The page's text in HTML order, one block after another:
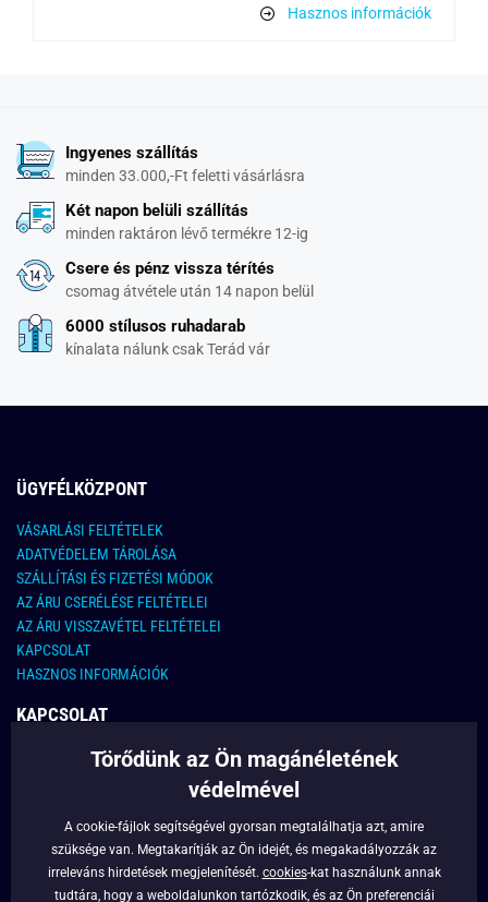
Hasznos információk
Ingyenes szállítás
minden 33.000,-Ft feletti vásárlásra
Két napon belüli szállítás
minden raktáron lévő termékre 12-ig
Csere és pénz vissza térítés
csomag átvétele után 14 napon belül
6000 stílusos ruhadarab
kínalata nálunk csak Terád vár
ÜGYFÉLKÖZPONT
VÁSARLÁSI FELTÉTELEK
ADATVÉDELEM TÁROLÁSA
SZÁLLÍTÁSI ÉS FIZETÉSI MÓDOK
AZ ÁRU CSERÉLÉSE FELTÉTELEI
AZ ÁRU VISSZAVÉTEL FELTÉTELEI
KAPCSOLAT
HASZNOS INFORMÁCIÓK
KAPCSOLAT
E-MAIL CÍM:
FONTOS INFORMÁCIÓK
RÓLUNK
BLOG
Törődünk az Ön magánéletének
védelmével
A cookie-fájlok segítségével gyorsan megtalálhatja azt, amire
szüksége van. Megtakarítják az Ön idejét, és megakadályozzák az
irreleváns hirdetések megjelenítését. cookies-kat használunk annak
tudtára, hogy a weboldalunkon tartózkodik, és az Ön preferenciái